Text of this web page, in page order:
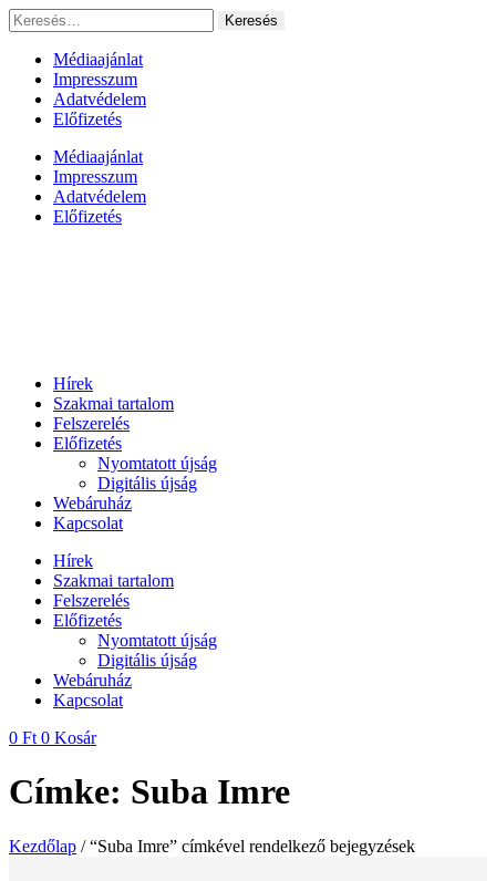
Ugrás
a
tartalomhoz
Keresés:
Médiaajánlat
Impresszum
Adatvédelem
Előfizetés
Médiaajánlat
Impresszum
Adatvédelem
Előfizetés
Hírek
Szakmai tartalom
Felszerelés
Előfizetés
Nyomtatott újság
Digitális újság
Webáruház
Kapcsolat
Hírek
Szakmai tartalom
Felszerelés
Előfizetés
Nyomtatott újság
Digitális újság
Webáruház
Kapcsolat
0 Ft 0 Kosár
Címke: Suba Imre
Kezdőlap / “Suba Imre” címkével rendelkező bejegyzések